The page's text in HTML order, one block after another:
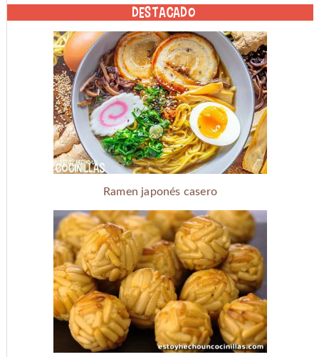
DESTACADO
Ramen japonés casero